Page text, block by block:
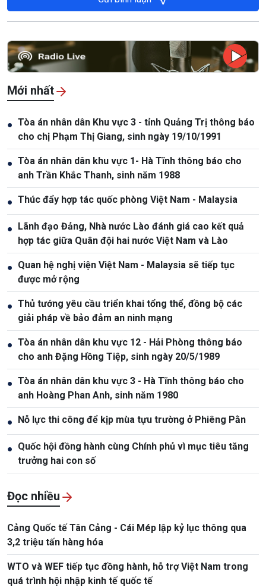
Mới nhất
● Tòa án nhân dân Khu vực 3 - tỉnh Quảng Trị thông báo
cho chị Phạm Thị Giang, sinh ngày 19/10/1991
● Tòa án nhân dân khu vực 1- Hà Tĩnh thông báo cho
anh Trần Khắc Thanh, sinh năm 1988
● Thúc đẩy hợp tác quốc phòng Việt Nam - Malaysia
● Lãnh đạo Đảng, Nhà nước Lào đánh giá cao kết quả
hợp tác giữa Quân đội hai nước Việt Nam và Lào
● Quan hệ nghị viện Việt Nam - Malaysia sẽ tiếp tục
được mở rộng
● Thủ tướng yêu cầu triển khai tổng thể, đồng bộ các
giải pháp về bảo đảm an ninh mạng
● Tòa án nhân dân khu vực 12 - Hải Phòng thông báo
cho anh Đặng Hồng Tiệp, sinh ngày 20/5/1989
● Tòa án nhân dân khu vực 3 - Hà Tĩnh thông báo cho
anh Hoàng Phan Anh, sinh năm 1980
● Nỗ lực thi công để kịp mùa tựu trường ở Phiêng Pằn
● Quốc hội đồng hành cùng Chính phủ vì mục tiêu tăng
trưởng hai con số
Đọc nhiều
Cảng Quốc tế Tân Cảng - Cái Mép lập kỷ lục thông qua
3,2 triệu tấn hàng hóa
WTO và WEF tiếp tục đồng hành, hỗ trợ Việt Nam trong
quá trình hội nhập kinh tế quốc tế